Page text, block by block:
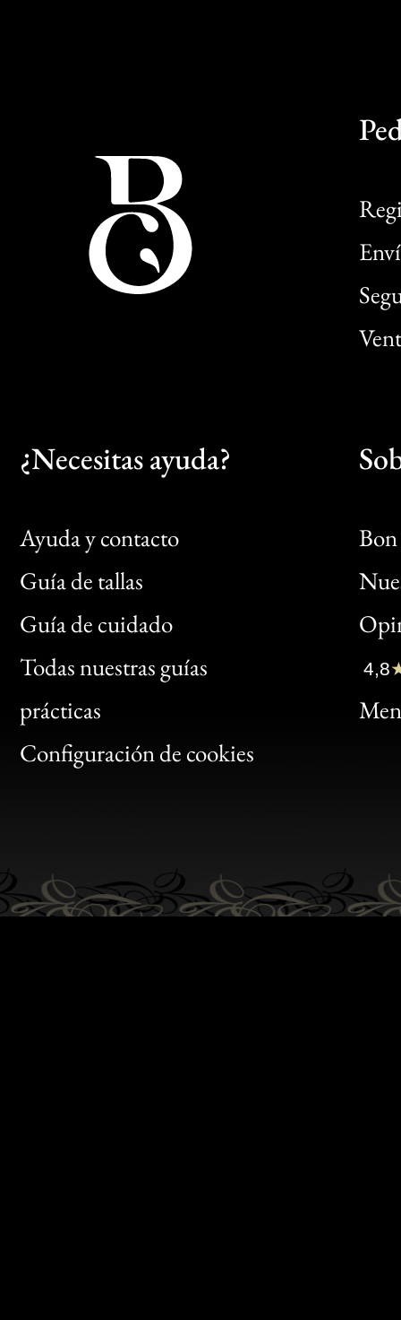
¿Necesitas ayuda?
Ayuda y contacto
Guía de tallas
Guía de cuidado
Todas nuestras guías
prácticas
Configuración de cookies
Bon
Clic
Bon
4,8